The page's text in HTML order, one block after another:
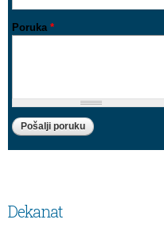
Poruka *
Dekanat